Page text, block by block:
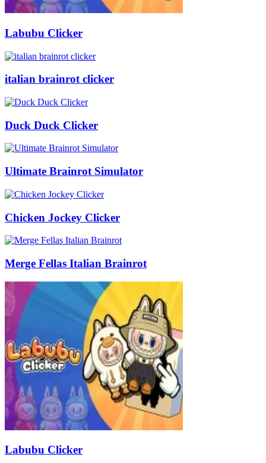
Labubu Clicker
italian brainrot clicker
Duck Duck Clicker
Ultimate Brainrot Simulator
Chicken Jockey Clicker
Merge Fellas Italian Brainrot
Labubu Clicker